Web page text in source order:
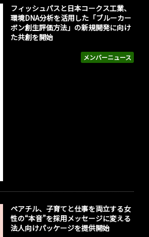
メンバーニュース
フィッシュパスと日本コークス工業、
環境DNA分析を活用した「ブルーカー
ボン創生評価方法」の新規開発に向け
た共創を開始
ペアチル、子育てと仕事を両立する女
性の“本音”を採用メッセージに変える
法人向けパッケージを提供開始